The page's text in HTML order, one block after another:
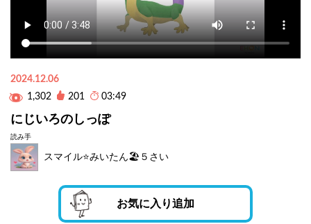
2024.12.06
1,302
201 03:49
にじいろのしっぽ
読み手
スマイル⭐️みいたん🏖５さい
お気に入り追加